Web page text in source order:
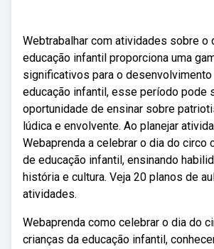
Webtrabalhar com atividades sobre o
educação infantil proporciona uma
significativos para o desenvolvimento
educação infantil, esse período pode
oportunidade de ensinar sobre
lúdica e envolvente. Ao planejar
Webaprenda a celebrar o dia do circo
de educação infantil, ensinando
história e cultura. Veja 20 planos de
atividades.
Webaprenda como celebrar o dia do
crianças da educação infantil,